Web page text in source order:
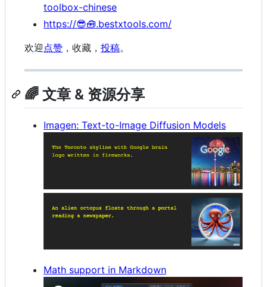
toolbox-chinese
https://😎🧰.bestxtools.com/
欢迎 点赞 ，收藏， 投稿。
🌈 文章 & 资源分享
Imagen: Text-to-Image Diffusion Models
Math support in Markdown